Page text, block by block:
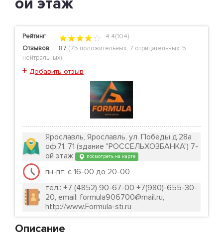
Рейтинг
4.4(104)
Отзывов
87 (75 положительных, 7 отрицательных, 5
нейтральных)
+ Добавить отзыв
Ярославль, Ярославль, ул. Победы д.28а
оф.71, 71 (здание "РОССЕЛЬХОЗБАНКА") 7-
ой этаж
посмотреть на карте
пн-пт: с 16-00 до 20-00
тел.: +7 (4852) 90-67-00 +7(980)-655-30-
20, email: formula906700@mail.ru,
http://www.Formula-sti.ru
Описание